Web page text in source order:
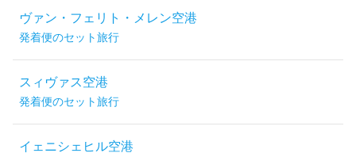
ヴァン・フェリト・メレン空港
発着便のセット旅行
スィヴァス空港
発着便のセット旅行
イェニシェヒル空港